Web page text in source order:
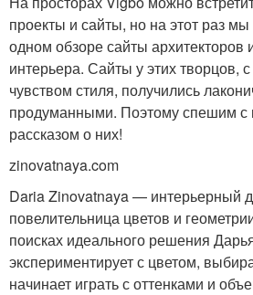
проекты и сайты, но на этот раз
одном обзоре сайты архитекторов
интерьера. Сайты у этих творцов,
чувством стиля, получились
продуманными. Поэтому спешим с
рассказом о них!
zinovatnaya.com
Daria Zinovatnaya — интерьерный
повелительница цветов и
поисках идеального решения
экспериментирует с цветом,
начинает играть с оттенками и